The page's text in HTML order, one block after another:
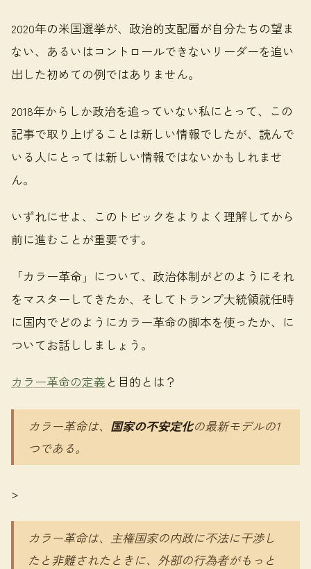
2020年の米国選挙が、政治的支配層が自分たちの望ま
ない、あるいはコントロールできないリーダーを追い
出した初めての例ではありません。
2018年からしか政治を追っていない私にとって、この
記事で取り上げることは新しい情報でしたが、読んで
いる人にとっては新しい情報ではないかもしれませ
ん。
いずれにせよ、このトピックをよりよく理解してから
前に進むことが重要です。
「カラー革命」について、政治体制がどのようにそれ
をマスターしてきたか、そしてトランプ大統領就任時
に国内でどのようにカラー革命の脚本を使ったか、に
ついてお話ししましょう。
カラー革命の定義 と目的とは？
カラー革命は、 国家の不安定化の最新モデルの1
つである。
>
カラー革命は、主権国家の内政に不法に干渉し
たと非難されたときに、外部の行為者がもっと